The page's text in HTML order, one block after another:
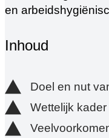
en
Inhoud
Doel en nut
Wettelijk